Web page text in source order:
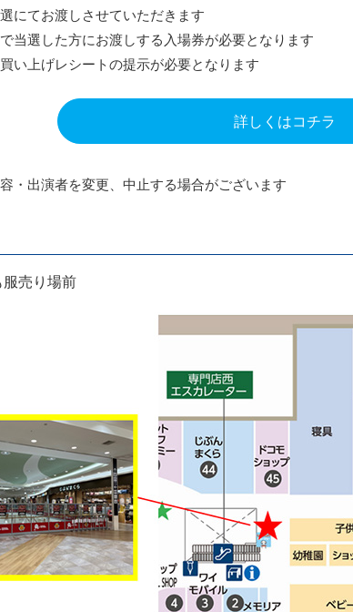
にてお渡しさせていただきます
当選した方にお渡しする入場券が必要となります
い上げレシートの提示が必要となります
詳しくはコチラ
・出演者を変更、中止する場合がございます
売り場前